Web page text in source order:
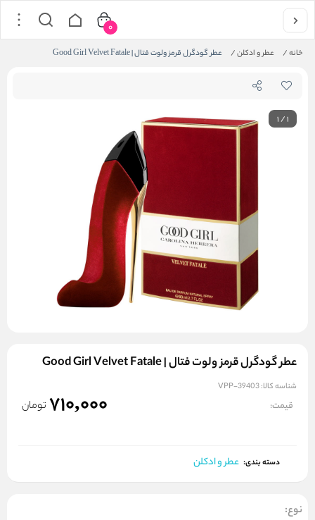
خانه/ عطر و ادکلن/ عطر گودگرل قرمز ولوت فتال | Good Girl Velvet Fatale
0
1/1
عطر گودگرل قرمز ولوت فتال | Good Girl Velvet Fatale
شناسه کالا:VPP-39403
قیمت: 710,000 تومان
دسته بندی: عطر و ادکلن
نوع: